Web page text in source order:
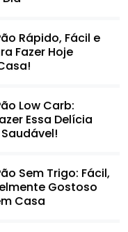
Rápido, Fácil e
Fazer Hoje
Low Carb:
Essa Delícia
Sem Trigo: Fácil,
Gostoso
Casa